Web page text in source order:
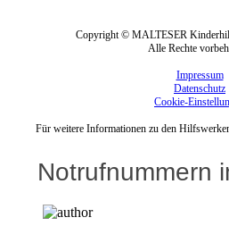
Copyright © MALTESER
Alle Rechte
Impressum
Datenschutz
Cookie-
Für weitere Informationen zu den
Notrufnummern